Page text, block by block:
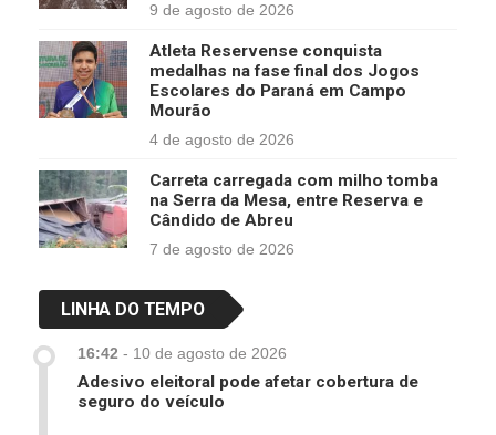
9 de agosto de 2026
Atleta Reservense conquista
medalhas na fase final dos Jogos
Escolares do Paraná em Campo
Mourão
4 de agosto de 2026
Carreta carregada com milho tomba
na Serra da Mesa, entre Reserva e
Cândido de Abreu
7 de agosto de 2026
LINHA DO TEMPO
16:42 - 10 de agosto de 2026
Adesivo eleitoral pode afetar cobertura de
seguro do veículo